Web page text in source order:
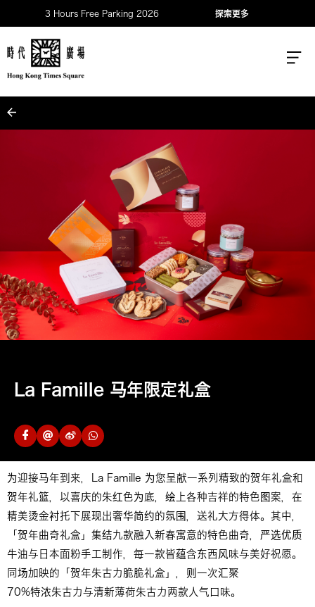
3 Hours Free Parking 2026 探索更多
La Famille 马年限定礼盒
为迎接马年到来，La Famille 为您呈献一系列精致的贺年礼盒和
贺年礼篮，以喜庆的朱红色为底，绘上各种吉祥的特色图案，在
精美烫金衬托下展现出奢华简约的氛围，送礼大方得体。其中，
「贺年曲奇礼盒」集结九款融入新春寓意的特色曲奇，严选优质
牛油与日本面粉手工制作，每一款皆蕴含东西风味与美好祝愿。
同场加映的「贺年朱古力脆脆礼盒」，则一次汇聚